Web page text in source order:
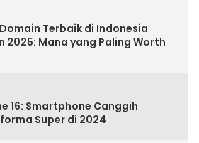
Terbaik di Indonesia
2025: Mana yang Paling Worth
16: Smartphone Canggih
Super di 2024